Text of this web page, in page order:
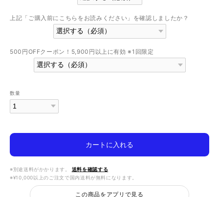
上記「ご購入前にこちらをお読みください」を確認しましたか？
500円OFFクーポン！5,900円以上に有効 ※1回限定
数量
カートに入れる
※別途送料がかかります。
送料を確認する
※¥10,000以上のご注文で国内送料が無料になります。
この商品をアプリで見る